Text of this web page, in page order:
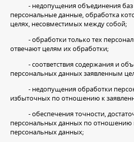
- недопущения объединения баз
персональные данные, обработка
целях, несовместимых между собой;
- обработки только тех
отвечают целям их обработки;
- соответствия содержания и
персональных данных заявленным
- недопущения обработки
избыточных по отношению к
- обеспечения точности,
персональных данных по отношению
персональных данных;